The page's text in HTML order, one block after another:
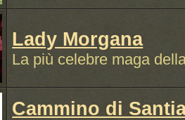
Lady Morgana
La più celebre maga
Cammino di